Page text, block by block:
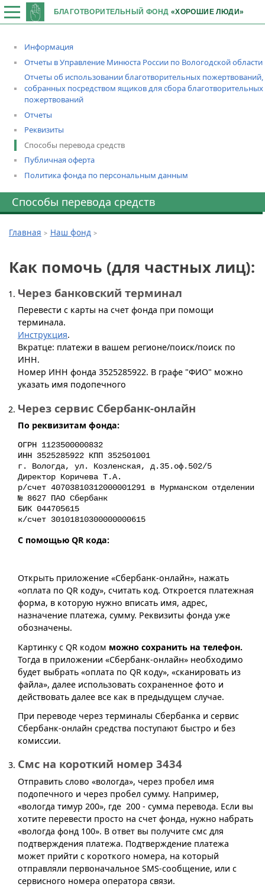
БЛАГОТВОРИТЕЛЬНЫЙ ФОНД «ХОРОШИЕ ЛЮДИ»
Информация
Отчеты в Управление Минюста России по Вологодской области
Отчеты об использовании благотворительных пожертвований,
собранных посредством ящиков для сбора благотворительных
пожертвований
Отчеты
Реквизиты
Способы перевода средств
Публичная оферта
Политика фонда по персональным данным
Способы перевода средств
Главная Наш фонд
Как помочь (для частных лиц):
Через банковский терминал
Перевести с карты на счет фонда при помощи
терминала.
Инструкция.
Вкратце: платежи в вашем регионе/поиск/поиск по
ИНН.
Номер ИНН фонда 3525285922. В графе "ФИО" можно
указать имя подопечного
Через сервис Сбербанк-онлайн
По реквизитам фонда:
ОГРН 1123500000832
ИНН 3525285922 КПП 352501001
г. Вологда, ул. Козленская, д.35.оф.502/5
Директор Коричева Т.А.
р/счет 40703810312000001291 в Мурманском отделении
№ 8627 ПАО Сбербанк
БИК 044705615
к/счет 30101810300000000615
С помощью QR кода:
Открыть приложение «Сбербанк-онлайн», нажать
«оплата по QR коду», считать код. Откроется платежная
форма, в которую нужно вписать имя, адрес,
назначение платежа, сумму. Реквизиты фонда уже
обозначены.
Картинку с QR кодом можно сохранить на телефон.
Тогда в приложении «Сбербанк-онлайн» необходимо
будет выбрать «оплата по QR коду», «сканировать из
файла», далее использовать сохраненное фото и
действовать далее все как в предыдущем случае.
При переводе через терминалы Сбербанка и сервис
Сбербанк-онлайн средства поступают быстро и без
комиссии.
Смс на короткий номер 3434
Отправить слово «вологда», через пробел имя
подопечного и через пробел сумму. Например,
«вологда тимур 200», где 200 - сумма перевода. Если вы
хотите перевести просто на счет фонда, нужно набрать
«вологда фонд 100». В ответ вы получите смс для
подтверждения платежа. Подтверждение платежа
может прийти с короткого номера, на который
отправляли первоначальное SMS-сообщение, или с
сервисного номера оператора связи.